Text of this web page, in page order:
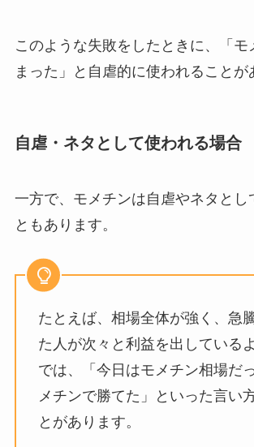
このような失敗をしたときに、「モ
まった」と自虐的に使われることが
自虐・ネタとして使われる場合
一方で、モメチンは自虐やネタとし
ともあります。
たとえば、相場全体が強く、急
た人が次々と利益を出している
では、「今日はモメチン相場だ
メチンで勝てた」といった言い
とがあります。